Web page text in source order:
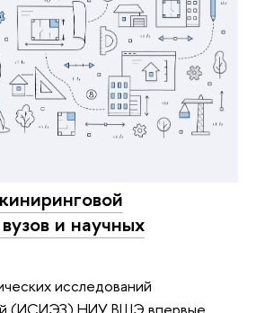
и научных
исследований
(ИСИЭЗ) НИУ ВШЭ впервые